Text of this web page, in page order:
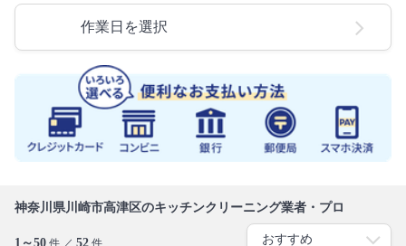
作業日を選択
神奈川県川崎市高津区のキッチンクリーニング業者・プロ
1～50 件 ／ 52 件